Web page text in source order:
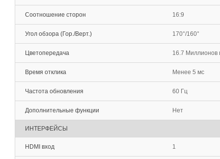
Соотношение сторон 16:9
Угол обзора (Гор./Верт.) 170°/160°
Цветопередача 16.7 Миллионов
Время отклика Менее 5 мс
Частота обновления 60 Гц
Дополнительные функции Нет
ИНТЕРФЕЙСЫ
HDMI вход 1